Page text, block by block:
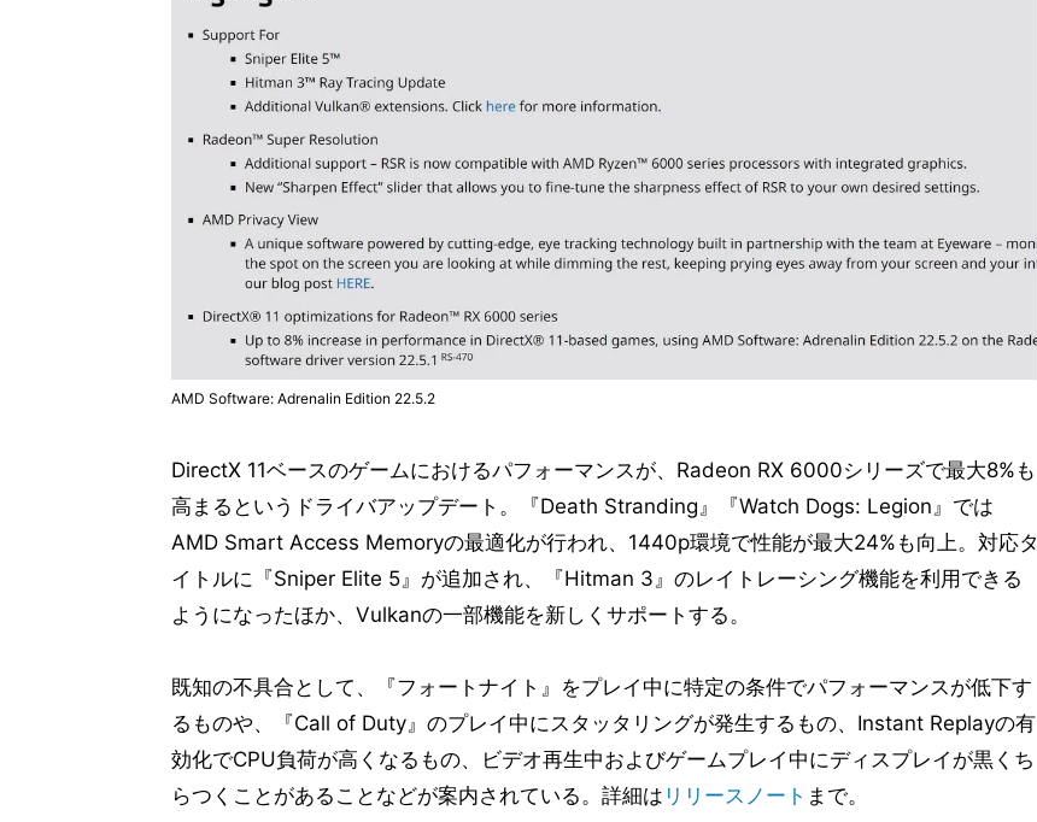
AMD Software: Adrenalin Edition 22.5.2
DirectX 11ベースのゲームにおけるパフォーマンスが、Radeon RX 6000シリーズで最大8%も
高まるというドライバアップデート。『Death Stranding』『Watch Dogs: Legion』では
AMD Smart Access Memoryの最適化が行われ、1440p環境で性能が最大24%も向上。対応タ
イトルに『Sniper Elite 5』が追加され、『Hitman 3』のレイトレーシング機能を利用できる
ようになったほか、Vulkanの一部機能を新しくサポートする。
既知の不具合として、『フォートナイト』をプレイ中に特定の条件でパフォーマンスが低下す
るものや、『Call of Duty』のプレイ中にスタッタリングが発生するもの、Instant Replayの有
効化でCPU負荷が高くなるもの、ビデオ再生中およびゲームプレイ中にディスプレイが黒くち
らつくことがあることなどが案内されている。詳細は リリースノート まで。